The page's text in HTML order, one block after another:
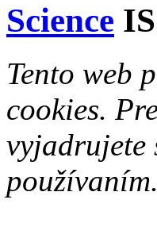
Science
Tento web
cookies.
vyjadrujete
používaním.